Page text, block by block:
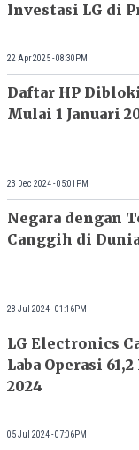
Investasi LG di
22 Apr 2025 - 08:30PM
Daftar HP
Mulai 1 Januari
23 Dec 2024 - 05:01PM
Negara dengan
Canggih di
28 Jul 2024 - 01:16PM
LG Electronics
Laba Operasi 61,2
2024
05 Jul 2024 - 07:06PM